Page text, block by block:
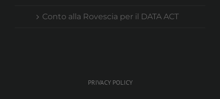
Conto alla Rovescia per il DATA ACT
PRIVACY POLICY